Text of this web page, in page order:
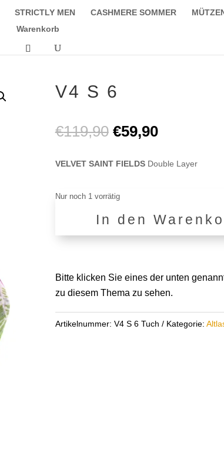
STRICTLY MEN CASHMERE SOMMER
Warenkorb
V4 S 6
€119,90 Ursprünglicher
war:
€59,90Aktueller
ist:
VELVET SAINT FIELDSDouble Layer
Nur noch 1 vorrätig
Menge
In den
Bitte klicken Sie eines der unten
zu diesem Thema zu sehen.
Artikelnummer: V4 S 6 Tuch Kategorie: